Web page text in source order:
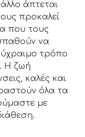
άπτεται
προκαλεί
που τους
να
τρόπο
Η ζωή
καλές και
όλα τα
με